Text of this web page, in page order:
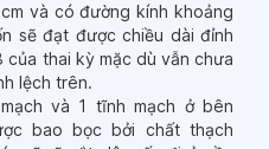
và có đường kính khoảng
sẽ đạt được chiều dài đỉnh
thai kỳ mặc dù vẫn chưa
lệch trên.
và 1 tĩnh mạch ở bên
bao bọc bởi chất thạch